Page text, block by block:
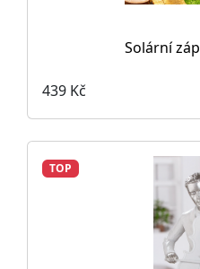
Solární
439 Kč
TOP